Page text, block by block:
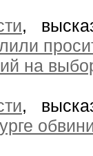
,
на
,